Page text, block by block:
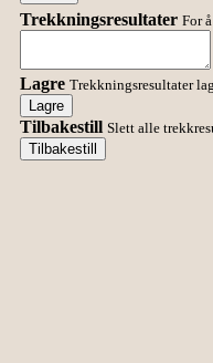
Trekkningsresultater For
Lagre Trekkningsresultater
Lagre
Tilbakestill Slett alle
Tilbakestill